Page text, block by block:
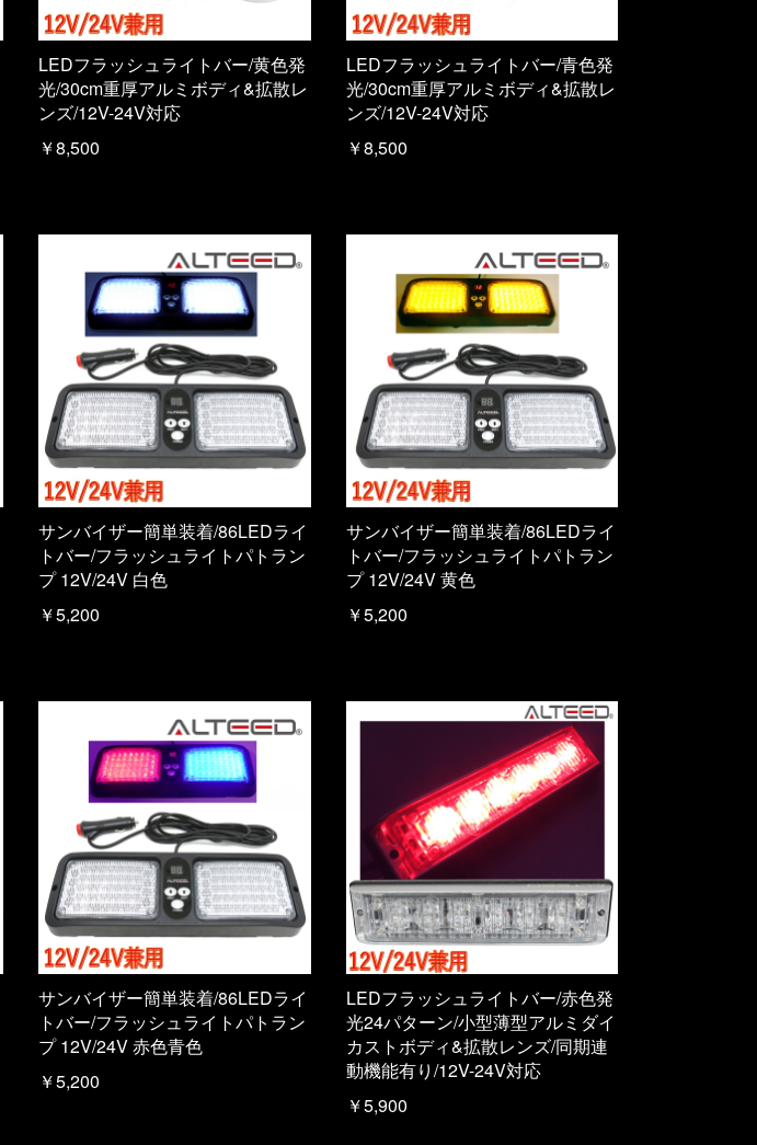
LEDフラッシュライトバー/黄色発
光/30cm重厚アルミボディ&拡散レ
ンズ/12V-24V対応
￥8,500
LEDフラッシュライトバー/青色発
光/30cm重厚アルミボディ&拡散レ
ンズ/12V-24V対応
￥8,500
サンバイザー簡単装着/86LEDライ
トバー/フラッシュライトパトラン
プ 12V/24V 白色
￥5,200
サンバイザー簡単装着/86LEDライ
トバー/フラッシュライトパトラン
プ 12V/24V 黄色
￥5,200
サンバイザー簡単装着/86LEDライ
トバー/フラッシュライトパトラン
プ 12V/24V 赤色青色
￥5,200
LEDフラッシュライトバー/赤色発
光24パターン/小型薄型アルミダイ
カストボディ&拡散レンズ/同期連
動機能有り/12V-24V対応
￥5,900